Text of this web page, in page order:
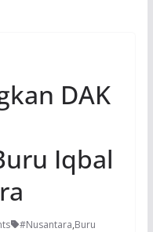
DAK
Iqbal
#Nusantara,Buru